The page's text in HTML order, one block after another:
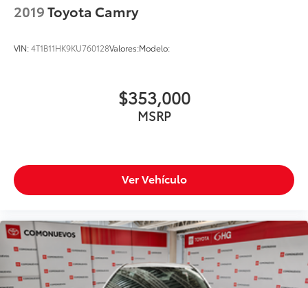
2019Toyota Camry
VIN:4T1B11HK9KU760128Valores:Modelo:
$353,000
MSRP
Ver Vehículo